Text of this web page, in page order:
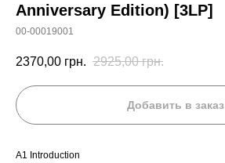
Anniversary Edition) [3LP]
00-00019001
2370,00 грн. 2925,00 грн.
Добавить в заказ
A1 Introduction